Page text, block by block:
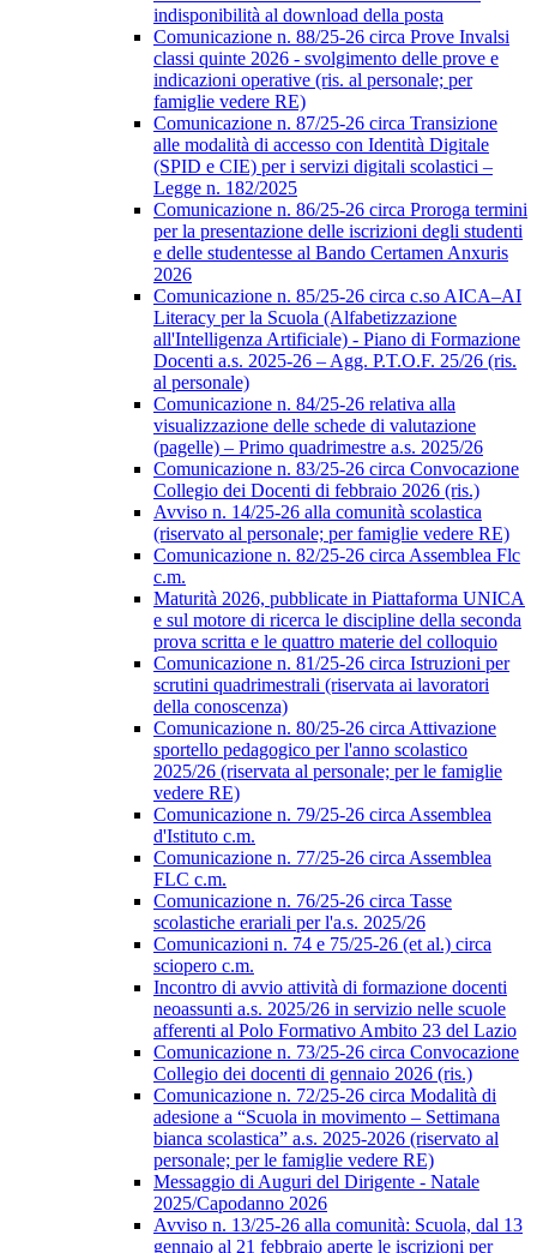
indisponibilità al download della posta
Comunicazione n. 88/25-26 circa Prove Invalsi
classi quinte 2026 - svolgimento delle prove e
indicazioni operative (ris. al personale; per
famiglie vedere RE)
Comunicazione n. 87/25-26 circa Transizione
alle modalità di accesso con Identità Digitale
(SPID e CIE) per i servizi digitali scolastici –
Legge n. 182/2025
Comunicazione n. 86/25-26 circa Proroga termini
per la presentazione delle iscrizioni degli studenti
e delle studentesse al Bando Certamen Anxuris
2026
Comunicazione n. 85/25-26 circa c.so AICA–AI
Literacy per la Scuola (Alfabetizzazione
all'Intelligenza Artificiale) - Piano di Formazione
Docenti a.s. 2025-26 – Agg. P.T.O.F. 25/26 (ris.
al personale)
Comunicazione n. 84/25-26 relativa alla
visualizzazione delle schede di valutazione
(pagelle) – Primo quadrimestre a.s. 2025/26
Comunicazione n. 83/25-26 circa Convocazione
Collegio dei Docenti di febbraio 2026 (ris.)
Avviso n. 14/25-26 alla comunità scolastica
(riservato al personale; per famiglie vedere RE)
Comunicazione n. 82/25-26 circa Assemblea Flc
c.m.
Maturità 2026, pubblicate in Piattaforma UNICA
e sul motore di ricerca le discipline della seconda
prova scritta e le quattro materie del colloquio
Comunicazione n. 81/25-26 circa Istruzioni per
scrutini quadrimestrali (riservata ai lavoratori
della conoscenza)
Comunicazione n. 80/25-26 circa Attivazione
sportello pedagogico per l'anno scolastico
2025/26 (riservata al personale; per le famiglie
vedere RE)
Comunicazione n. 79/25-26 circa Assemblea
d'Istituto c.m.
Comunicazione n. 77/25-26 circa Assemblea
FLC c.m.
Comunicazione n. 76/25-26 circa Tasse
scolastiche erariali per l'a.s. 2025/26
Comunicazioni n. 74 e 75/25-26 (et al.) circa
sciopero c.m.
Incontro di avvio attività di formazione docenti
neoassunti a.s. 2025/26 in servizio nelle scuole
afferenti al Polo Formativo Ambito 23 del Lazio
Comunicazione n. 73/25-26 circa Convocazione
Collegio dei docenti di gennaio 2026 (ris.)
Comunicazione n. 72/25-26 circa Modalità di
adesione a “Scuola in movimento – Settimana
bianca scolastica” a.s. 2025-2026 (riservato al
personale; per le famiglie vedere RE)
Messaggio di Auguri del Dirigente - Natale
2025/Capodanno 2026
Avviso n. 13/25-26 alla comunità: Scuola, dal 13
gennaio al 21 febbraio aperte le iscrizioni per